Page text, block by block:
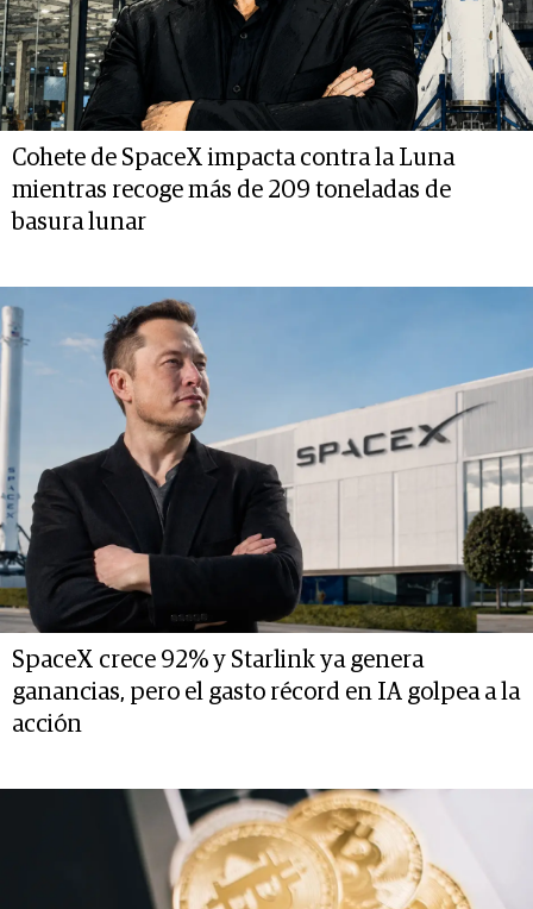
Cohete de SpaceX impacta contra la Luna
mientras recoge más de 209 toneladas de
basura lunar
SpaceX crece 92% y Starlink ya genera
ganancias, pero el gasto récord en IA golpea a la
acción